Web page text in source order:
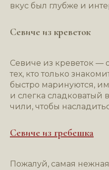
вкус был глубже и
Севиче из креветок
Севиче из креветок —
тех, кто только
быстро маринуются,
и слегка сладковатый
чили, чтобы
Севиче из гребешка
Пожалуй, самая
политике
Я согласен получать
рассылку
Отправить